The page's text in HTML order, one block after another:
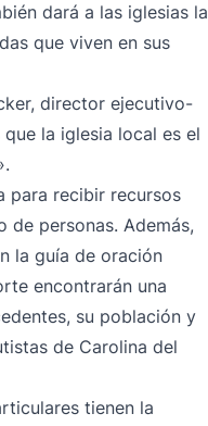
dará a las iglesias la
que viven en sus
director ejecutivo-
la iglesia local es el
para recibir recursos
de personas. Además,
la guía de oración
encontrarán una
su población y
de Carolina del
tienen la